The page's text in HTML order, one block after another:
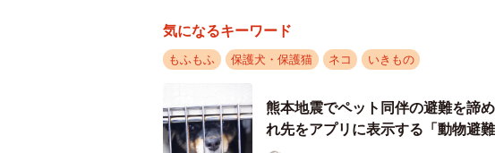
気になるキーワード
もふもふ 保護犬・保護猫 ネコ いきもの
熊本地震でペット同伴の避難を
れ先をアプリに表示する「動物避